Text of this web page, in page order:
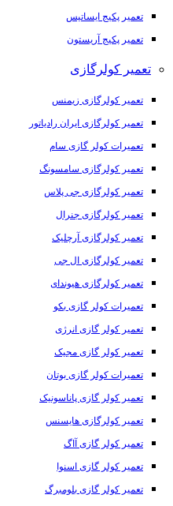
تعمیر پکیج ایساتیس
تعمیر پکیج آریستون
تعمیر کولرگازی
تعمیر کولرگازی زیمنس
تعمیر کولرگازی ایران رادیاتور
تعمیرات کولر گازی سام
تعمیر کولرگازی سامسونگ
تعمیر کولرگازی جی پلاس
تعمیر کولرگازی جنرال
تعمیر کولرگازی آرچلیک
تعمیر کولرگازی ال جی
تعمیر کولرگازی هیوندای
تعمیرات کولر گازی بکو
تعمیر کولر گازی انرژی
تعمیر کولر گازی مجیک
تعمیرات کولر گازی بوتان
تعمیر کولر گازی پاناسونیک
تعمیر کولرگازی هایسنس
تعمیر کولر گازی آاگ
تعمیر کولر گازی اسنوا
تعمیر کولر گازی بلومبرگ